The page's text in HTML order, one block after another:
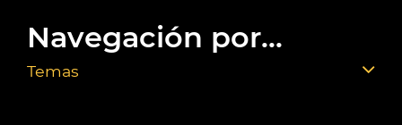
Navegación por...
Temas